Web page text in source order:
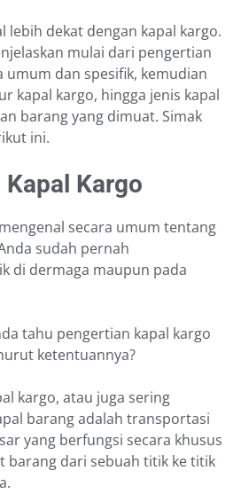
lebih dekat dengan kapal kargo.
mulai dari pengertian
umum dan spesifik, kemudian
kapal kargo, hingga jenis kapal
barang yang dimuat. Simak
ini.
Kargo
secara umum tentang
sudah pernah
di dermaga maupun pada
tahu pengertian kapal kargo
ketentuannya?
kargo, atau juga sering
barang adalah transportasi
yang berfungsi secara khusus
barang dari sebuah titik ke titik